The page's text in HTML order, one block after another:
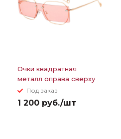
Очки квадратная
металл оправа сверху
прямоугольная
сплошная линза
Под заказ
1 200 руб./шт